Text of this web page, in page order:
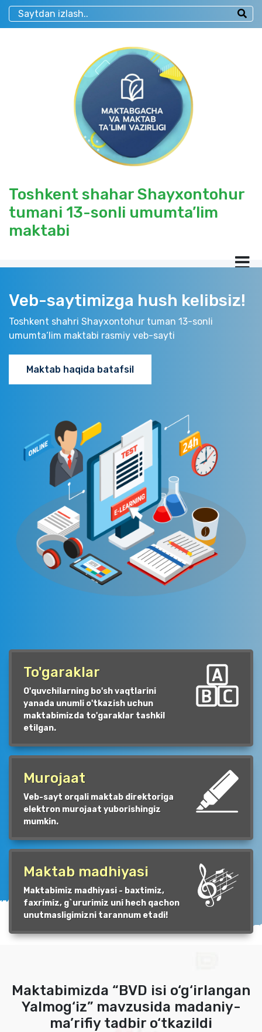
Toshkent shahar Shayxontohur
tumani 13-sonli umumta’lim
maktabi
Veb-saytimizga hush kelibsiz!
Toshkent shahri Shayxontohur tuman 13-sonli
umumta‘lim maktabi rasmiy veb-sayti
Maktab haqida batafsil
To'garaklar
O'quvchilarning bo'sh vaqtlarini
yanada unumli o'tkazish uchun
maktabimizda to'garaklar tashkil
etilgan.
Murojaat
Veb-sayt orqali maktab direktoriga
elektron murojaat yuborishingiz
mumkin.
Maktab madhiyasi
Maktabimiz madhiyasi - baxtimiz,
faxrimiz, g`ururimiz uni hech qachon
unutmasligimizni tarannum etadi!
Мaktabimizda “BVD isi o‘g‘irlangan
Yalmog‘iz” mavzusida madaniy-
ma’rifiy tadbir o‘tkazildi